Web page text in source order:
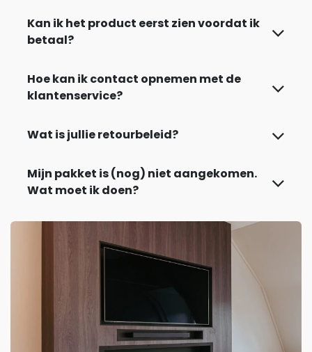
Kan ik het product eerst zien voordat ik
betaal?
Hoe kan ik contact opnemen met de
klantenservice?
Wat is jullie retourbeleid?
Mijn pakket is (nog) niet aangekomen.
Wat moet ik doen?